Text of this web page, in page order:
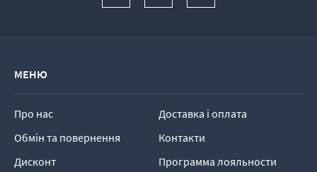
МЕНЮ
Про нас
Доставка і оплата
Обмін та повернення
Контакти
Дисконт
Программа лояльности